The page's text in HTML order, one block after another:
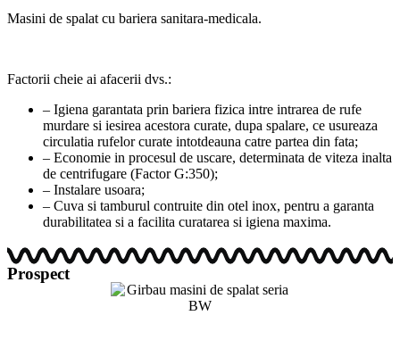
Masini de spalat cu bariera sanitara-medicala.
Factorii cheie ai afacerii dvs.:
– Igiena garantata prin bariera fizica intre intrarea de rufe
murdare si iesirea acestora curate, dupa spalare, ce usureaza
circulatia rufelor curate intotdeauna catre partea din fata;
– Economie in procesul de uscare, determinata de viteza inalta
de centrifugare (Factor G:350);
– Instalare usoara;
– Cuva si tamburul contruite din otel inox, pentru a garanta
durabilitatea si a facilita curatarea si igiena maxima.
Prospect